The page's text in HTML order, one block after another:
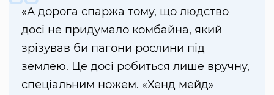
«А дорога спаржа тому, що людство
досі не придумало комбайна, який
зрізував би пагони рослини під
землею. Це досі робиться лише вручну,
спеціальним ножем. «Хенд мейд»